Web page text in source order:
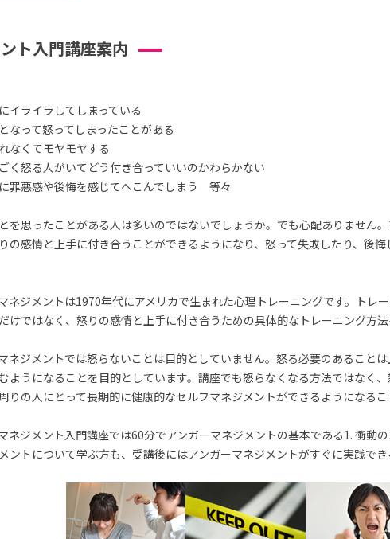
ト入門講座案内
イライラしてしまっている
なって怒ってしまったことがある
なくてモヤモヤする
く怒る人がいてどう付き合っていいのかわらかない
罪悪感や後悔を感じてへこんでしまう 等々
を思ったことがある人は多いのではないでしょうか。でも心配ありません
の感情と上手に付き合うことができるようになり、怒って失敗したり、後
ネジメントは1970年代にアメリカで生まれた心理トレーニングです。トレ
けではなく、怒りの感情と上手に付き合うための具体的なトレーニング方法
ネジメントでは怒らないことは目的としていません。怒る必要のあること
ようになることを目的としています。講座でも怒らなくなる方法ではなく
りの人にとって長期的に健康的なセルフマネジメントができるようになるこ
ネジメント入門講座では60分でアンガーマネジメントの基本である1. 衝動
ントについて学ぶ方も、受講後にはアンガーマネジメントがすぐに実践でき